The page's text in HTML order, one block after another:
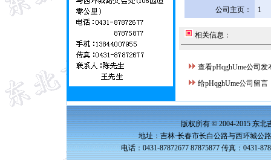
公司主页：
1
相关信息：
查看pHqghUme公司发
给pHqghUme公司留言
版权所有 © 2004-2015 东北
地址：吉林·长春市长白公路与西环城公
电话：0431-87872677 87875877 传真：0431-